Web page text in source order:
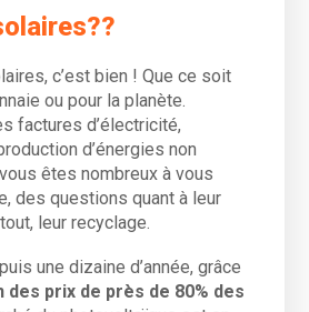
c’est bien ! Que ce soit
ou pour la planète.
factures d’électricité,
d’énergies non
êtes nombreux à vous
des questions quant à leur
leur recyclage.
une dizaine d’année, grâce
des prix de près de 80% des